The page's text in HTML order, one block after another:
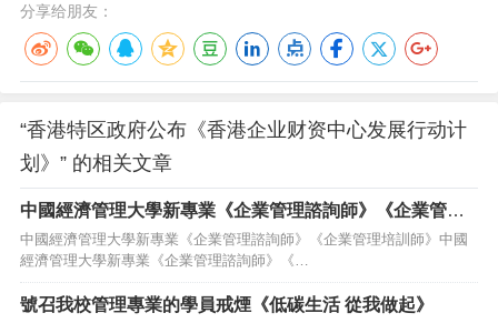
分享给朋友：
“香港特区政府公布《香港企业财资中心发展行动计
划》” 的相关文章
中國經濟管理大學新專業《企業管理諮詢師》《企業管理
培訓師》
中國經濟管理大學新專業《企業管理諮詢師》《企業管理培訓師》中國
經濟管理大學新專業《企業管理諮詢師》《…
號召我校管理專業的學員戒煙《低碳生活 從我做起》